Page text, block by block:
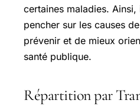
certaines maladies.
pencher sur les causes
prévenir et de mieux
santé publique.
Répartition par